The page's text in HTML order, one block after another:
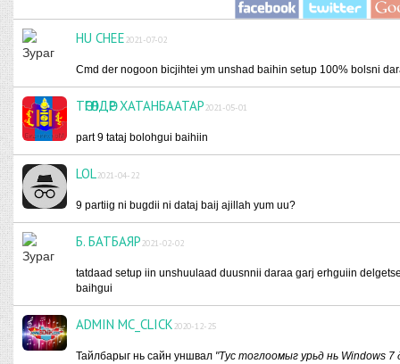
HU CHEE2021-07-02
Cmd der nogoon bicjihtei ym unshad baihin setup 100% bolsni
ТӨГӨЛДӨР ХАТАНБААТАР2021-05-01
part 9 tataj bolohgui baihiin
LOL2021-04-22
9 partiig ni bugdii ni dataj baij ajillah yum uu?
Б. БАТБАЯР2021-02-02
tatdaad setup iin unshuulaad duusnnii daraa garj erhguiin
baihgui
ADMIN MC_CLICK2020-12-25
Тайлбарыг нь сайн уншвал "Тус тоглоомыг урьд нь Windows 7